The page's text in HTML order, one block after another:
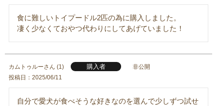
食に難しいトイプードル2匹の為に購入しました。
カムトゥルー 1 購入者
非公開
投稿日
2025/06/11
自分で愛犬が食べそうな好きなのを選んで少しずつ試せ